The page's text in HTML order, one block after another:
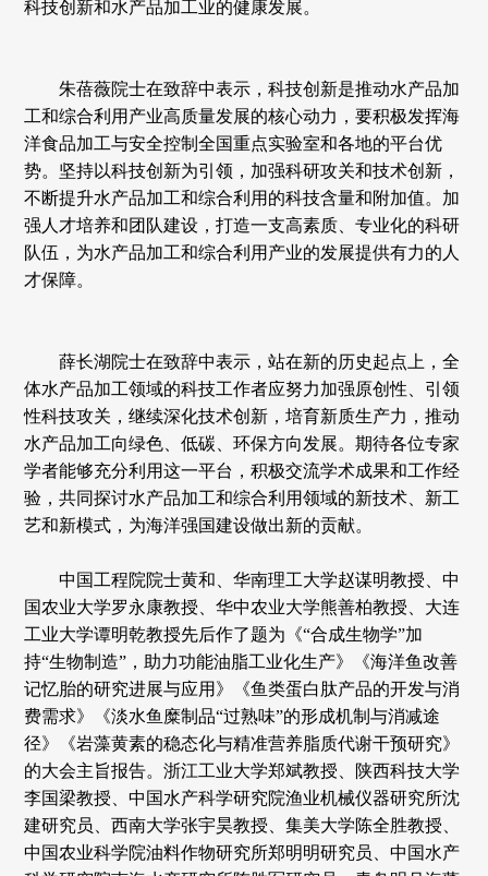
科技创新和水产品加工业的健康发展。
朱蓓薇院士在致辞中表示，科技创新是推动水产品加
工和综合利用产业高质量发展的核心动力，要积极发挥海
洋食品加工与安全控制全国重点实验室和各地的平台优
势。坚持以科技创新为引领，加强科研攻关和技术创新，
不断提升水产品加工和综合利用的科技含量和附加值。加
强人才培养和团队建设，打造一支高素质、专业化的科研
队伍，为水产品加工和综合利用产业的发展提供有力的人
才保障。
薛长湖院士在致辞中表示，站在新的历史起点上，全
体水产品加工领域的科技工作者应努力加强原创性、引领
性科技攻关，继续深化技术创新，培育新质生产力，推动
水产品加工向绿色、低碳、环保方向发展。期待各位专家
学者能够充分利用这一平台，积极交流学术成果和工作经
验，共同探讨水产品加工和综合利用领域的新技术、新工
艺和新模式，为海洋强国建设做出新的贡献。
中国工程院院士黄和、华南理工大学赵谋明教授、中
国农业大学罗永康教授、华中农业大学熊善柏教授、大连
工业大学谭明乾教授先后作了题为《“合成生物学”加
持“生物制造”，助力功能油脂工业化生产》《海洋鱼改善
记忆胎的研究进展与应用》《鱼类蛋白肽产品的开发与消
费需求》《淡水鱼糜制品“过熟味”的形成机制与消减途
径》《岩藻黄素的稳态化与精准营养脂质代谢干预研究》
的大会主旨报告。浙江工业大学郑斌教授、陕西科技大学
李国梁教授、中国水产科学研究院渔业机械仪器研究所沈
建研究员、西南大学张宇昊教授、集美大学陈全胜教授、
中国农业科学院油料作物研究所郑明明研究员、中国水产